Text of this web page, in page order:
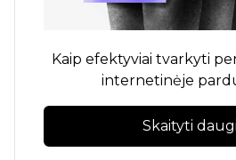
Kaip efektyviai tvarkyti
internetinėje
Skaityti